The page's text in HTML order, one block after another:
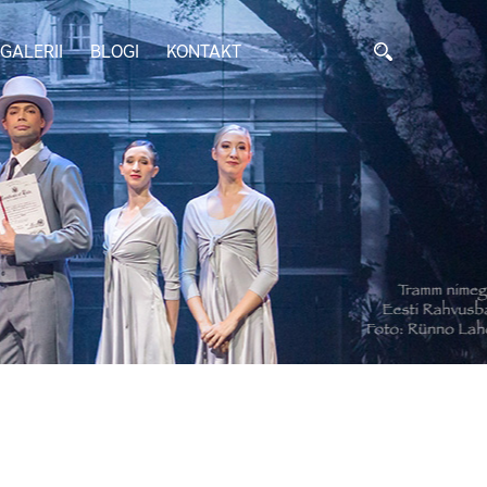
GALERII BLOGI KONTAKT